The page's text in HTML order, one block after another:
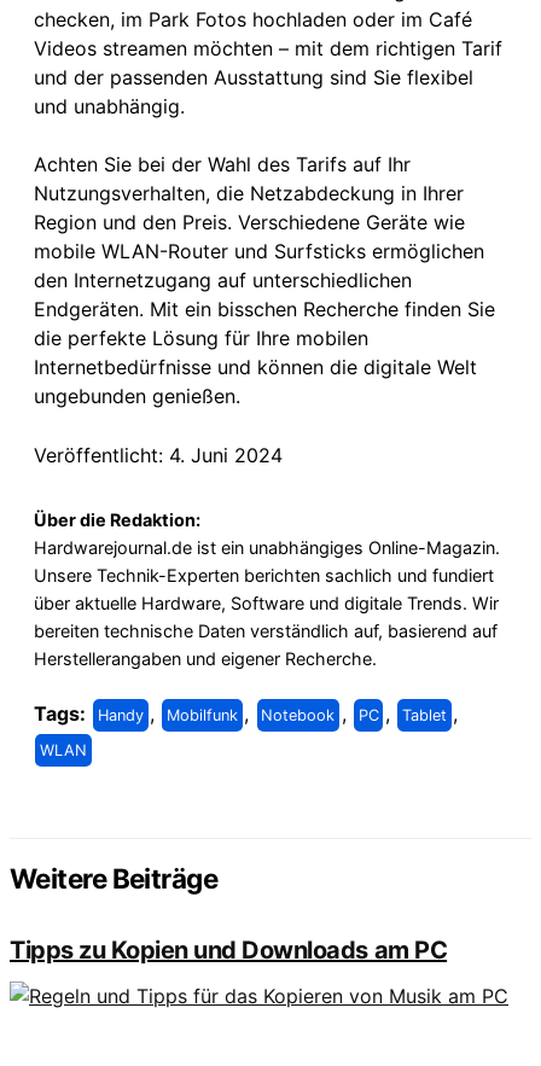
checken, im Park Fotos hochladen oder im Café
Videos streamen möchten – mit dem richtigen Tarif
und der passenden Ausstattung sind Sie flexibel
und unabhängig.
Achten Sie bei der Wahl des Tarifs auf Ihr
Nutzungsverhalten, die Netzabdeckung in Ihrer
Region und den Preis. Verschiedene Geräte wie
mobile WLAN-Router und Surfsticks ermöglichen
den Internetzugang auf unterschiedlichen
Endgeräten. Mit ein bisschen Recherche finden Sie
die perfekte Lösung für Ihre mobilen
Internetbedürfnisse und können die digitale Welt
ungebunden genießen.
Veröffentlicht: 4. Juni 2024
Über die Redaktion:
Hardwarejournal.de ist ein unabhängiges Online-Magazin.
Unsere Technik-Experten berichten sachlich und fundiert
über aktuelle Hardware, Software und digitale Trends. Wir
bereiten technische Daten verständlich auf, basierend auf
Herstellerangaben und eigener Recherche.
Tags: Handy , Mobilfunk , Notebook , PC , Tablet ,
WLAN
Weitere Beiträge
Tipps zu Kopien und Downloads am PC